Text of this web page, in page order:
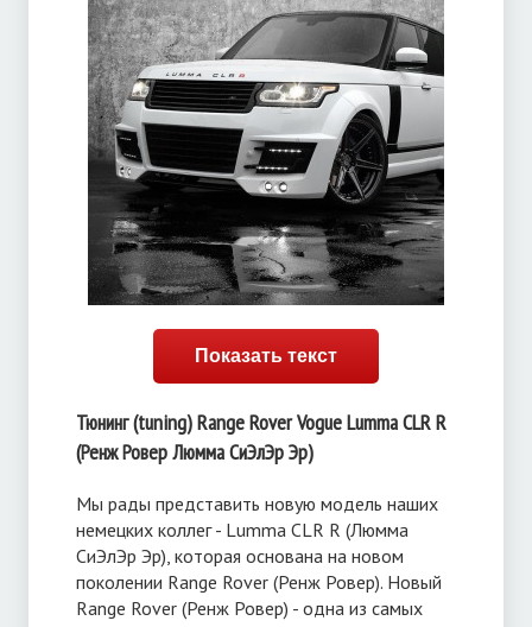
Показать текст
Тюнинг (tuning) Range Rover Vogue Lumma CLR R
(Ренж Ровер Люмма СиЭлЭр Эр)
Мы рады представить новую модель наших
немецких коллег - Lumma CLR R (Люмма
СиЭлЭр Эр), которая основана на новом
поколении Range Rover (Ренж Ровер). Новый
Range Rover (Ренж Ровер) - одна из самых